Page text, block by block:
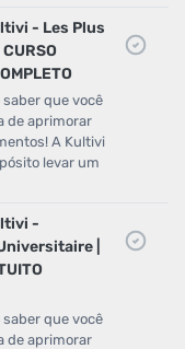
- Les Plus
que você
de aprimorar
A Kultivi
levar um
-
|
que você
de aprimorar